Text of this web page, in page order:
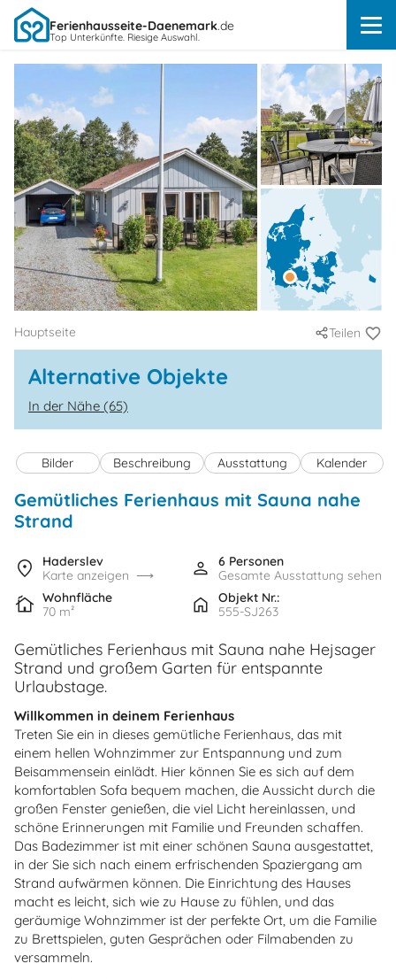
Ferienhausseite-Daenemark.de
Top Unterkünfte. Riesige Auswahl.
Hauptseite Teilen
Alternative Objekte
In der Nähe (65)
Bilder Beschreibung Ausstattung Kalender
Gemütliches Ferienhaus mit Sauna nahe
Strand
Haderslev
Karte anzeigen
6 Personen
Gesamte Ausstattung sehen
Wohnfläche
70 m²
Objekt Nr.:
555-SJ263
Gemütliches Ferienhaus mit Sauna nahe Hejsager
Strand und großem Garten für entspannte
Urlaubstage.
Willkommen in deinem Ferienhaus
Treten Sie ein in dieses gemütliche Ferienhaus, das mit
einem hellen Wohnzimmer zur Entspannung und zum
Beisammensein einlädt. Hier können Sie es sich auf dem
komfortablen Sofa bequem machen, die Aussicht durch die
großen Fenster genießen, die viel Licht hereinlassen, und
schöne Erinnerungen mit Familie und Freunden schaffen.
Das Badezimmer ist mit einer schönen Sauna ausgestattet,
in der Sie sich nach einem erfrischenden Spaziergang am
Strand aufwärmen können. Die Einrichtung des Hauses
macht es leicht, sich wie zu Hause zu fühlen, und das
geräumige Wohnzimmer ist der perfekte Ort, um die Familie
zu Brettspielen, guten Gesprächen oder Filmabenden zu
versammeln.